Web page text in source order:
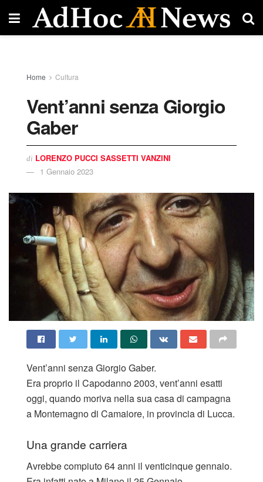
Home Cultura
Vent’anni senza Giorgio
Gaber
di LORENZO PUCCI SASSETTI VANZINI
1 Gennaio 2023
Vent’anni senza Giorgio Gaber.
Era proprio il Capodanno 2003, vent’anni esatti
oggi, quando moriva nella sua casa di campagna
a Montemagno di Camaiore, in provincia di Lucca.
Una grande carriera
Avrebbe compiuto 64 anni il venticinque gennaio.